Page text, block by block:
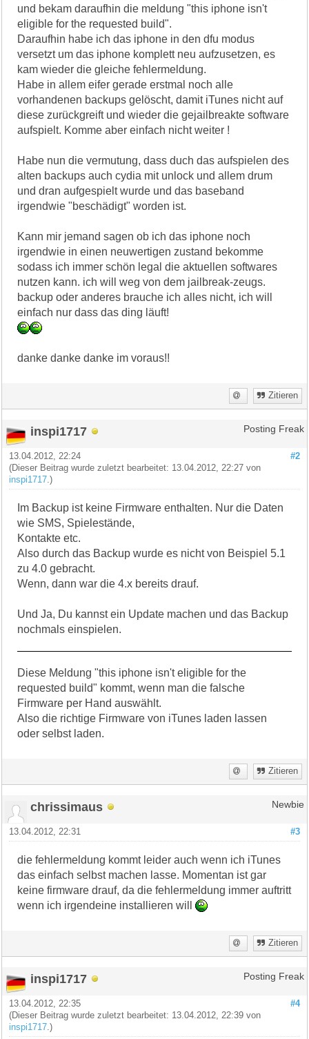
und bekam daraufhin die meldung "this iphone isn't
eligible for the requested build".
Daraufhin habe ich das iphone in den dfu modus
versetzt um das iphone komplett neu aufzusetzen, es
kam wieder die gleiche fehlermeldung.
Habe in allem eifer gerade erstmal noch alle
vorhandenen backups gelöscht, damit iTunes nicht auf
diese zurückgreift und wieder die gejailbreakte software
aufspielt. Komme aber einfach nicht weiter !
Habe nun die vermutung, dass duch das aufspielen des
alten backups auch cydia mit unlock und allem drum
und dran aufgespielt wurde und das baseband
irgendwie "beschädigt" worden ist.
Kann mir jemand sagen ob ich das iphone noch
irgendwie in einen neuwertigen zustand bekomme
sodass ich immer schön legal die aktuellen softwares
nutzen kann. ich will weg von dem jailbreak-zeugs.
backup oder anderes brauche ich alles nicht, ich will
einfach nur dass das ding läuft!
danke danke danke im voraus!!
Zitieren
inspi1717 Posting Freak
#2
13.04.2012, 22:24
(Dieser Beitrag wurde zuletzt bearbeitet: 13.04.2012, 22:27 von
inspi1717 .)
Im Backup ist keine Firmware enthalten. Nur die Daten
wie SMS, Spielestände,
Kontakte etc.
Also durch das Backup wurde es nicht von Beispiel 5.1
zu 4.0 gebracht.
Wenn, dann war die 4.x bereits drauf.
Und Ja, Du kannst ein Update machen und das Backup
nochmals einspielen.
Diese Meldung "this iphone isn't eligible for the
requested build" kommt, wenn man die falsche
Firmware per Hand auswählt.
Also die richtige Firmware von iTunes laden lassen
oder selbst laden.
Zitieren
chrissimaus Newbie
#3
13.04.2012, 22:31
die fehlermeldung kommt leider auch wenn ich iTunes
das einfach selbst machen lasse. Momentan ist gar
keine firmware drauf, da die fehlermeldung immer auftritt
wenn ich irgendeine installieren will
Zitieren
inspi1717 Posting Freak
#4
13.04.2012, 22:35
(Dieser Beitrag wurde zuletzt bearbeitet: 13.04.2012, 22:39 von
inspi1717 .)